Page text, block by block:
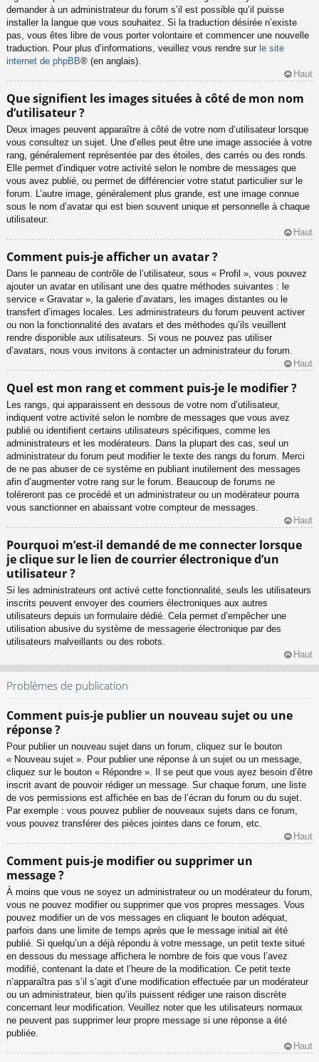
demander à un administrateur du forum s’il est possible qu’il puisse
installer la langue que vous souhaitez. Si la traduction désirée n’existe
pas, vous êtes libre de vous porter volontaire et commencer une nouvelle
traduction. Pour plus d’informations, veuillez vous rendre sur le site
internet de phpBB® (en anglais).
Haut
Que signifient les images situées à côté de mon nom
d’utilisateur ?
Deux images peuvent apparaître à côté de votre nom d’utilisateur lorsque
vous consultez un sujet. Une d’elles peut être une image associée à votre
rang, généralement représentée par des étoiles, des carrés ou des ronds.
Elle permet d’indiquer votre activité selon le nombre de messages que
vous avez publié, ou permet de différencier votre statut particulier sur le
forum. L’autre image, généralement plus grande, est une image connue
sous le nom d’avatar qui est bien souvent unique et personnelle à chaque
utilisateur.
Haut
Comment puis-je afficher un avatar ?
Dans le panneau de contrôle de l’utilisateur, sous « Profil », vous pouvez
ajouter un avatar en utilisant une des quatre méthodes suivantes : le
service « Gravatar », la galerie d’avatars, les images distantes ou le
transfert d’images locales. Les administrateurs du forum peuvent activer
ou non la fonctionnalité des avatars et des méthodes qu’ils veuillent
rendre disponible aux utilisateurs. Si vous ne pouvez pas utiliser
d’avatars, nous vous invitons à contacter un administrateur du forum.
Haut
Quel est mon rang et comment puis-je le modifier ?
Les rangs, qui apparaissent en dessous de votre nom d’utilisateur,
indiquent votre activité selon le nombre de messages que vous avez
publié ou identifient certains utilisateurs spécifiques, comme les
administrateurs et les modérateurs. Dans la plupart des cas, seul un
administrateur du forum peut modifier le texte des rangs du forum. Merci
de ne pas abuser de ce système en publiant inutilement des messages
afin d’augmenter votre rang sur le forum. Beaucoup de forums ne
toléreront pas ce procédé et un administrateur ou un modérateur pourra
vous sanctionner en abaissant votre compteur de messages.
Haut
Pourquoi m’est-il demandé de me connecter lorsque
je clique sur le lien de courrier électronique d’un
utilisateur ?
Si les administrateurs ont activé cette fonctionnalité, seuls les utilisateurs
inscrits peuvent envoyer des courriers électroniques aux autres
utilisateurs depuis un formulaire dédié. Cela permet d’empêcher une
utilisation abusive du système de messagerie électronique par des
utilisateurs malveillants ou des robots.
Haut
Problèmes de publication
Comment puis-je publier un nouveau sujet ou une
réponse ?
Pour publier un nouveau sujet dans un forum, cliquez sur le bouton
« Nouveau sujet ». Pour publier une réponse à un sujet ou un message,
cliquez sur le bouton « Répondre ». Il se peut que vous ayez besoin d’être
inscrit avant de pouvoir rédiger un message. Sur chaque forum, une liste
de vos permissions est affichée en bas de l’écran du forum ou du sujet.
Par exemple : vous pouvez publier de nouveaux sujets dans ce forum,
vous pouvez transférer des pièces jointes dans ce forum, etc.
Haut
Comment puis-je modifier ou supprimer un
message ?
À moins que vous ne soyez un administrateur ou un modérateur du forum,
vous ne pouvez modifier ou supprimer que vos propres messages. Vous
pouvez modifier un de vos messages en cliquant le bouton adéquat,
parfois dans une limite de temps après que le message initial ait été
publié. Si quelqu’un a déjà répondu à votre message, un petit texte situé
en dessous du message affichera le nombre de fois que vous l’avez
modifié, contenant la date et l’heure de la modification. Ce petit texte
n’apparaîtra pas s’il s’agit d’une modification effectuée par un modérateur
ou un administrateur, bien qu’ils puissent rédiger une raison discrète
concernant leur modification. Veuillez noter que les utilisateurs normaux
ne peuvent pas supprimer leur propre message si une réponse a été
publiée.
Haut